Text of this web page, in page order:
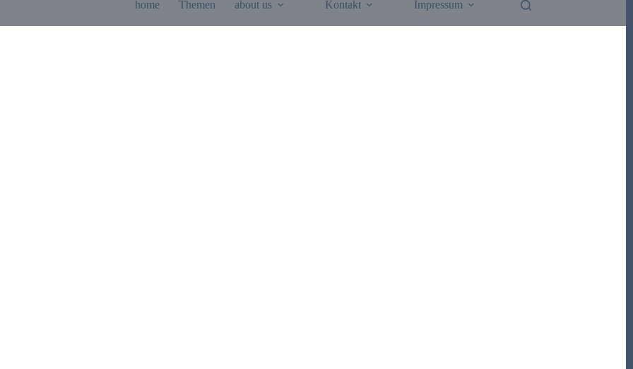
home Themen about us Kontakt Impressum